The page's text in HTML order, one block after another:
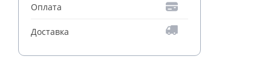
Оплата
Доставка